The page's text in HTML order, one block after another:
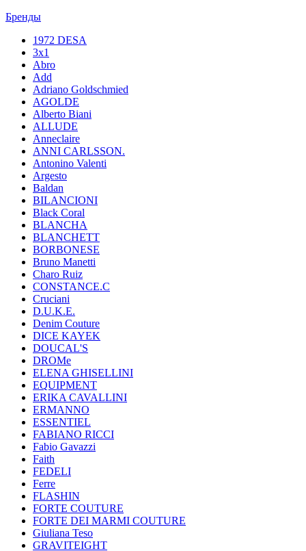
Бренды
1972 DESA
3x1
Abro
Add
Adriano Goldschmied
AGOLDE
Alberto Biani
ALLUDE
Anneclaire
ANNI CARLSSON.
Antonino Valenti
Argesto
Baldan
BILANCIONI
Black Coral
BLANCHA
BLANCHETT
BORBONESE
Bruno Manetti
Charo Ruiz
CONSTANCE.C
Cruciani
D.U.K.E.
Denim Couture
DICE KAYEK
DOUCAL'S
DROMe
ELENA GHISELLINI
EQUIPMENT
ERIKA CAVALLINI
ERMANNO
ESSENTIEL
FABIANO RICCI
Fabio Gavazzi
Faith
FEDELI
Ferre
FLASHIN
FORTE COUTURE
FORTE DEI MARMI COUTURE
Giuliana Teso
GRAVITEIGHT